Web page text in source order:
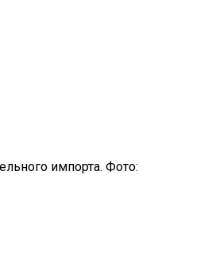
импорта. Фото: